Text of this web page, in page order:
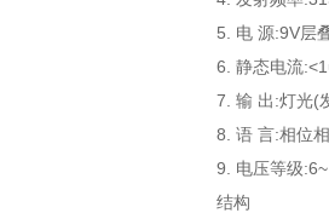
5. 电 源:9V层
6. 静态电流
7. 输 出:灯光(
8. 语 言:相位
9. 电压等级
结构